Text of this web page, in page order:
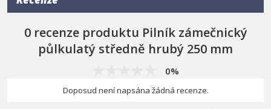
0 recenze produktu Pilník zámečnický
půlkulatý středně hrubý 250 mm
0%
Doposud není napsána žádná recenze.